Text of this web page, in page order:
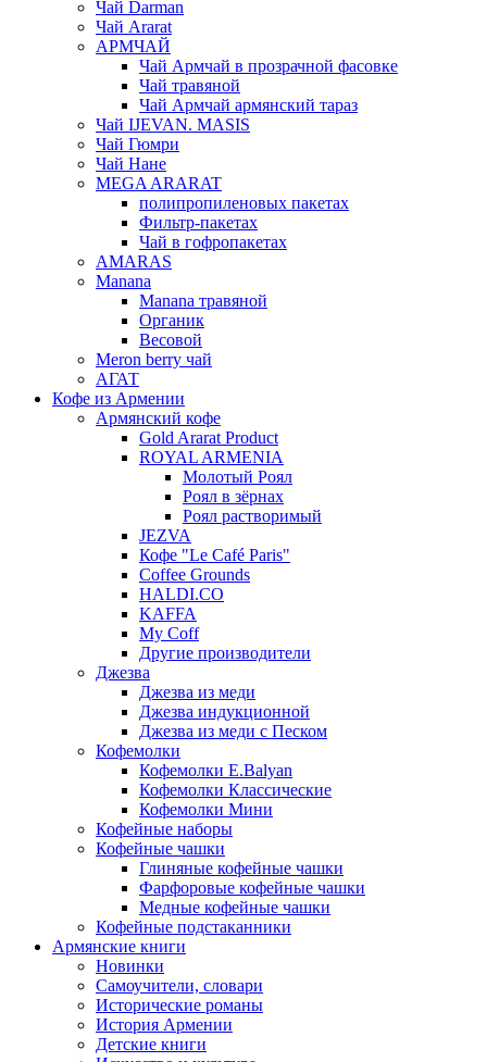
Чай Darman
Чай Ararat
АРМЧАЙ
Чай Армчай в прозрачной фасовке
Чай травяной
Чай Армчай армянский тараз
Чай IJEVAN. MASIS
Чай Гюмри
Чай Нане
MEGA ARARAT
полипропиленовых пакетах
Фильтр-пакетах
Чай в гофропакетах
AMARAS
Manana
Manana травяной
Органик
Весовой
Meron berry чай
АГАТ
Кофе из Армении
Армянский кофе
Gold Ararat Product
ROYAL ARMENIA
Молотый Роял
Роял в зёрнах
Роял растворимый
JEZVA
Кофе "Le Café Paris"
Coffee Grounds
HALDI.CO
KAFFA
My Coff
Другие производители
Джезва
Джезва из меди
Джезва индукционной
Джезва из меди с Песком
Кофемолки
Кофемолки E.Balyan
Кофемолки Классические
Кофемолки Мини
Кофейные наборы
Кофейные чашки
Глиняные кофейные чашки
Фарфоровые кофейные чашки
Медные кофейные чашки
Кофейные подстаканники
Армянские книги
Новинки
Самоучители, словари
Исторические романы
История Армении
Детские книги